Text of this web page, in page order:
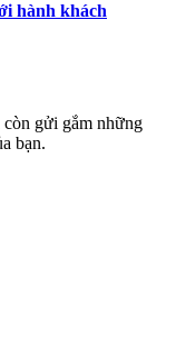
hành khách
còn gửi gắm những
bạn.